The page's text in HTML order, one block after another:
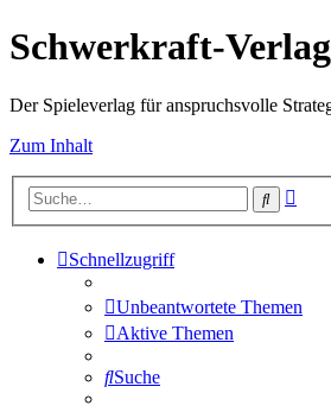
Schwerkraft-Verlag
Der Spieleverlag für anspruchsvolle
Zum Inhalt
Suche
Schnellzugriff
Unbeantwortete Themen
Aktive Themen
Suche